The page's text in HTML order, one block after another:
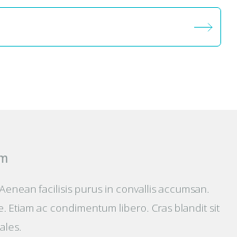
facilisis purus in convallis accumsan.
Etiam ac condimentum libero. Cras blandit sit